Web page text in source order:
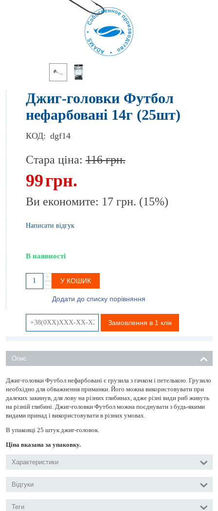
Джиг-головки Футбол
нефарбовані 14г (25шт)
КОД: dgf14
Стара ціна:116 грн.
99грн.
Ви економите: 17 грн. (15%)
Написати відгук
В наявності
+
−
У КОШИК
Додати до списку порівняння
Замовлення в 1 клік
Опис
Джиг-головки Футбол нефарбовані є грузила з гачком і петелькою. Грузило
необхідно для обважнення приманки. Його можна використовувати при
далеких закинув, для лову на різних глибинах, адже різні види риб живуть
на різній глибині. Джиг-головки Футбол можна поєднувати з будь-якими
видами принад і використовувати в різних умовах.
В упаковці 25 штук джиг-головок.
Ціна вказана за упаковку.
Характеристики
Відгуки
Теги